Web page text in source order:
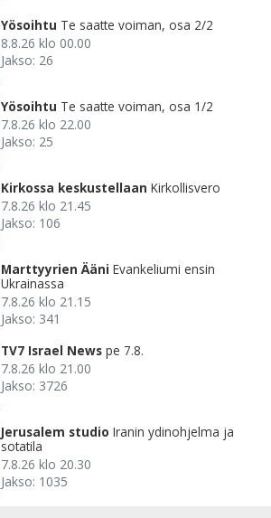
Yösoihtu Te saatte voiman, osa 2/2
8.8.26 klo 00.00
Jakso: 26
Yösoihtu Te saatte voiman, osa 1/2
7.8.26 klo 22.00
Jakso: 25
Kirkossa keskustellaan Kirkollisvero
7.8.26 klo 21.45
Jakso: 106
Marttyyrien Ääni Evankeliumi ensin
Ukrainassa
7.8.26 klo 21.15
Jakso: 341
TV7 Israel News pe 7.8.
7.8.26 klo 21.00
Jakso: 3726
Jerusalem studio Iranin ydinohjelma ja
sotatila
7.8.26 klo 20.30
Jakso: 1035